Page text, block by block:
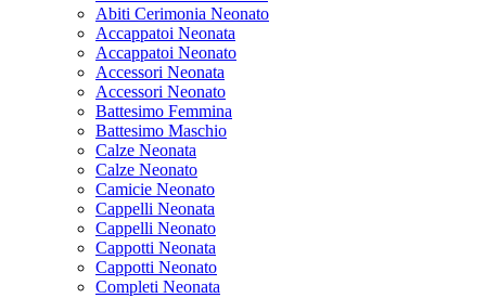
Abiti Cerimonia Neonato
Accappatoi Neonata
Accappatoi Neonato
Accessori Neonata
Accessori Neonato
Battesimo Femmina
Battesimo Maschio
Calze Neonata
Calze Neonato
Camicie Neonato
Cappelli Neonata
Cappelli Neonato
Cappotti Neonata
Cappotti Neonato
Completi Neonata